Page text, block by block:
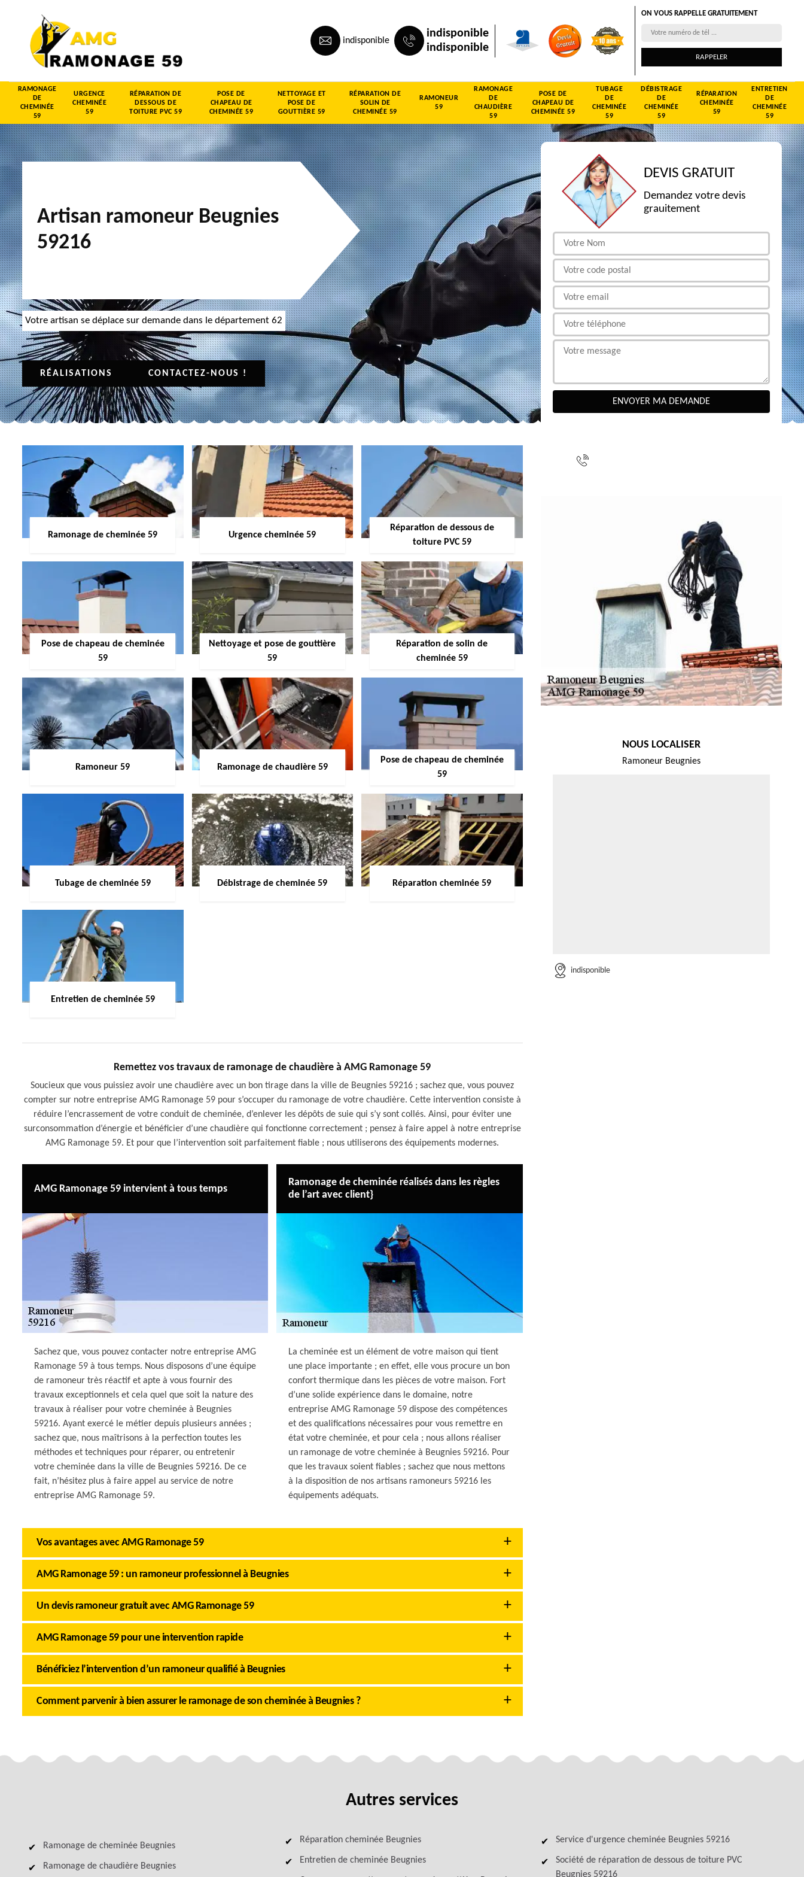
indisponible
indisponible
indisponible
ON VOUS RAPPELLE GRATUITEMENT
RAMONAGE
DE
CHEMINÉE
59
URGENCE
CHEMINÉE
59
RÉPARATION DE
DESSOUS DE
TOITURE PVC 59
POSE DE
CHAPEAU DE
CHEMINÉE 59
NETTOYAGE ET
POSE DE
GOUTTIÈRE 59
RÉPARATION DE
SOLIN DE
CHEMINÉE 59
RAMONEUR
59
RAMONAGE
DE
CHAUDIÈRE
59
POSE DE
CHAPEAU DE
CHEMINÉE 59
TUBAGE
DE
CHEMINÉE
59
DÉBISTRAGE
DE
CHEMINÉE
59
RÉPARATION
CHEMINÉE
59
ENTRETIEN
DE
CHEMINÉE
59
Artisan ramoneur Beugnies
59216
Votre artisan se déplace sur demande dans le département 62
RÉALISATIONS CONTACTEZ-NOUS !
Ramonage de cheminée 59 Urgence cheminée 59
Réparation de dessous de
toiture PVC 59
Pose de chapeau de cheminée
59
Nettoyage et pose de gouttière
59
Réparation de solin de
cheminée 59
Ramoneur 59 Ramonage de chaudière 59
Pose de chapeau de cheminée
59
Tubage de cheminée 59 Débistrage de cheminée 59 Réparation cheminée 59
Entretien de cheminée 59
Remettez vos travaux de ramonage de chaudière à AMG Ramonage 59
Soucieux que vous puissiez avoir une chaudière avec un bon tirage dans la ville de Beugnies 59216 ; sachez que, vous pouvez
compter sur notre entreprise AMG Ramonage 59 pour s’occuper du ramonage de votre chaudière. Cette intervention consiste à
réduire l’encrassement de votre conduit de cheminée, d’enlever les dépôts de suie qui s’y sont collés. Ainsi, pour éviter une
surconsommation d’énergie et bénéficier d’une chaudière qui fonctionne correctement ; pensez à faire appel à notre entreprise
AMG Ramonage 59. Et pour que l’intervention soit parfaitement fiable ; nous utiliserons des équipements modernes.
AMG Ramonage 59 intervient à tous temps
Sachez que, vous pouvez contacter notre entreprise AMG
Ramonage 59 à tous temps. Nous disposons d’une équipe
de ramoneur très réactif et apte à vous fournir des
travaux exceptionnels et cela quel que soit la nature des
travaux à réaliser pour votre cheminée à Beugnies
59216. Ayant exercé le métier depuis plusieurs années ;
sachez que, nous maîtrisons à la perfection toutes les
méthodes et techniques pour réparer, ou entretenir
votre cheminée dans la ville de Beugnies 59216. De ce
fait, n’hésitez plus à faire appel au service de notre
entreprise AMG Ramonage 59.
Ramonage de cheminée réalisés dans les règles
de l’art avec client}
La cheminée est un élément de votre maison qui tient
une place importante ; en effet, elle vous procure un bon
confort thermique dans les pièces de votre maison. Fort
d’une solide expérience dans le domaine, notre
entreprise AMG Ramonage 59 dispose des compétences
et des qualifications nécessaires pour vous remettre en
état votre cheminée, et pour cela ; nous allons réaliser
un ramonage de votre cheminée à Beugnies 59216. Pour
que les travaux soient fiables ; sachez que nous mettons
à la disposition de nos artisans ramoneurs 59216 les
équipements adéquats.
Vos avantages avec AMG Ramonage 59
AMG Ramonage 59 : un ramoneur professionnel à Beugnies
Un devis ramoneur gratuit avec AMG Ramonage 59
AMG Ramonage 59 pour une intervention rapide
Bénéficiez l’intervention d’un ramoneur qualifié à Beugnies
Comment parvenir à bien assurer le ramonage de son cheminée à Beugnies ?
DEVIS GRATUIT
Demandez votre devis
grauitement
NOUS LOCALISER
Ramoneur Beugnies
indisponible
Autres services
Ramonage de cheminée Beugnies
Ramonage de chaudière Beugnies
Réparation cheminée Beugnies
Entretien de cheminée Beugnies
Service d'urgence cheminée Beugnies 59216
Société de réparation de dessous de toiture PVC
Beugnies 59216